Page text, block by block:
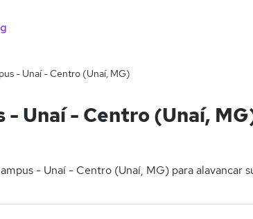
- Unaí - Centro (Unaí, MG)
- Unaí - Centro (Unaí,
- Unaí - Centro (Unaí, MG) para alavancar